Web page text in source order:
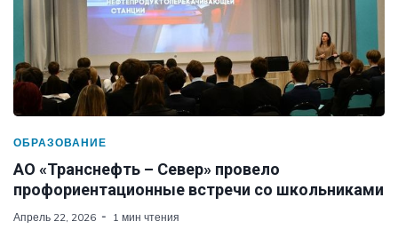
ОБРАЗОВАНИЕ
АО «Транснефть – Север» провело
профориентационные встречи со школьниками
Апрель 22, 2026 1 мин чтения